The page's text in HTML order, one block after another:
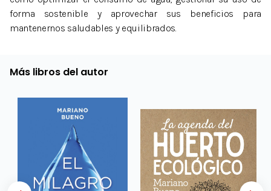
forma sostenible y aprovechar sus beneficios para
mantenernos saludables y equilibrados.
Más libros del autor